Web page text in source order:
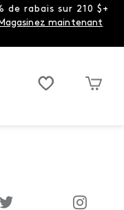
de rabais sur 210 $+
maintenant